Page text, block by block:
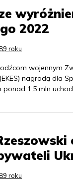
2022
roku
wojennym
nagrodą dla
ponad 1,5 mln
roku